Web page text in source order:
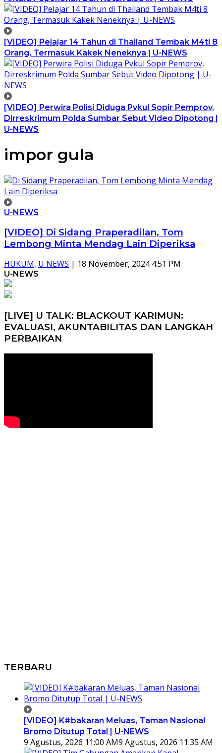
[VIDEO] Pelajar 14 Tahun di Thailand Tembak M4ti 8
Orang, Termasuk Kakek Neneknya | U-NEWS
[VIDEO] Perwira Polisi Diduga Pvkul Sopir Pemprov,
Dirreskrimum Polda Sumbar Sebut Video Dipotong |
U-NEWS
impor gula
U-NEWS
[VIDEO] Di Sidang Praperadilan, Tom
Lembong Minta Mendag Lain Diperiksa
HUKUM, U NEWS | 18 November, 2024 4:51 PM
U-NEWS
[LIVE] U TALK: BLACKOUT KARIMUN:
EVALUASI, AKUNTABILITAS DAN LANGKAH
PERBAIKAN
TERBARU
[VIDEO] K#bakaran Meluas, Taman Nasional
Bromo Ditutup Total | U-NEWS
9 Agustus, 2026 11:00 AM9 Agustus, 2026 11:35 AM